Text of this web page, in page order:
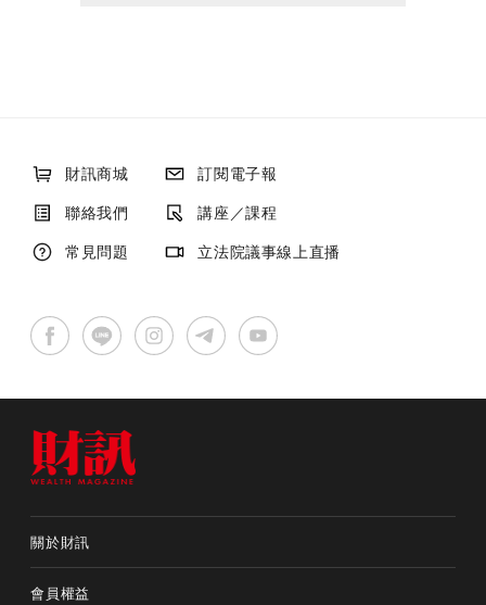
財訊商城
訂閱電子報
聯絡我們
講座／課程
常見問題
立法院議事線上直播
關於財訊
會員權益